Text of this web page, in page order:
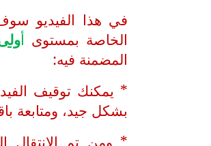
الخاصة بمستوى أ
المضمنة فيه:
* يمكنك توقيف
بشكل جيد، ومتابعة
* ومن تم الانتقال